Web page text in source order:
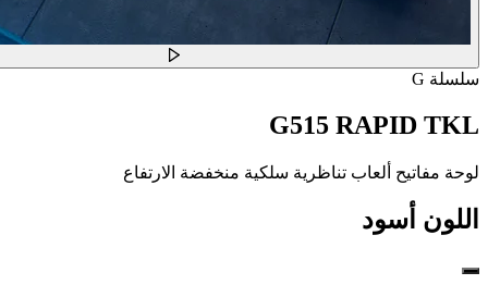
سلسلة G
G515 RAPID TKL
لوحة مفاتيح ألعاب تناظرية سلكية منخفضة الارتفاع
اللون أسود